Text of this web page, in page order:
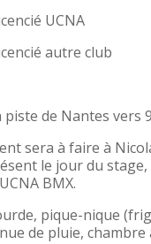
UCNA
autre club
piste de Nantes vers
sera à faire à
le jour du
BMX.
pique-nique
de pluie, chambre